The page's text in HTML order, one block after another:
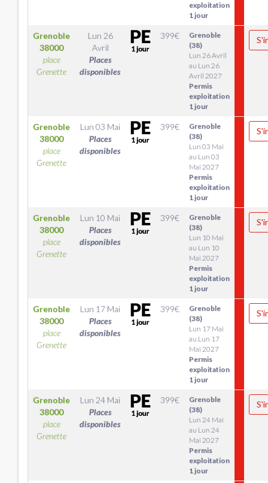
exploitation
1 jour
Grenoble
38000
place
Grenette
Lun 26
Avril
Places
disponibles
399€
Grenoble
(38)
Lun 26 Avril
au Lun 26
Avril 2027
Permis
exploitation
1 jour
Grenoble
38000
place
Grenette
Lun 03 Mai
Places
disponibles
399€
Grenoble
(38)
Lun 03 Mai
au Lun 03
Mai 2027
Permis
exploitation
1 jour
Grenoble
38000
place
Grenette
Lun 10 Mai
Places
disponibles
399€
Grenoble
(38)
Lun 10 Mai
au Lun 10
Mai 2027
Permis
exploitation
1 jour
Grenoble
38000
place
Grenette
Lun 17 Mai
Places
disponibles
399€
Grenoble
(38)
Lun 17 Mai
au Lun 17
Mai 2027
Permis
exploitation
1 jour
Grenoble
38000
place
Grenette
Lun 24 Mai
Places
disponibles
399€
Grenoble
(38)
Lun 24 Mai
au Lun 24
Mai 2027
Permis
exploitation
1 jour